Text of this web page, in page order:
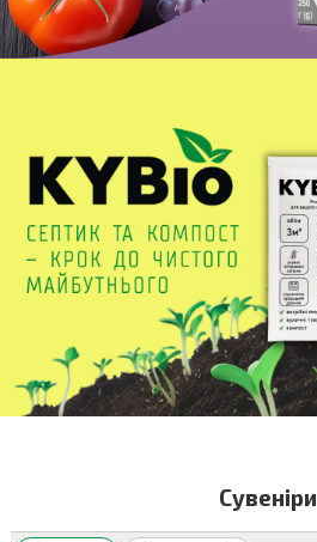
Сувеніри